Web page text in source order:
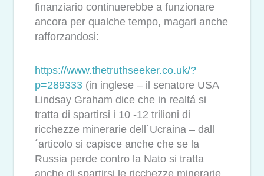
finanziario continuerebbe a funzionare
ancora per qualche tempo, magari anche
rafforzandosi:
https://www.thetruthseeker.co.uk/?
p=289333 (in inglese – il senatore USA
Lindsay Graham dice che in realtá si
tratta di spartirsi i 10 -12 trilioni di
ricchezze minerarie dell´Ucraina – dall
´articolo si capisce anche che se la
Russia perde contro la Nato si tratta
anche di spartirsi le ricchezze minerarie